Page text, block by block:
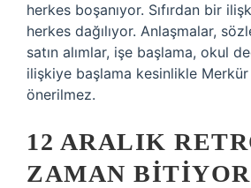
herkes boşanıyor. Sıfırdan bir
herkes dağılıyor. Anlaşmalar,
satın alımlar, işe başlama, okul
ilişkiye başlama kesinlikle
önerilmez.
12 ARALIK
ZAMAN